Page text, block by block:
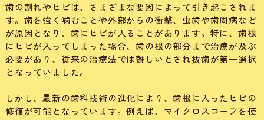
歯の割れやヒビは、さまざまな要因によって引き起こされま
す。歯を強く噛むことや外部からの衝撃、虫歯や歯周病など
が原因となり、歯にヒビが入ることがあります。特に、歯根
にヒビが入ってしまった場合、歯の根の部分まで治療が及ぶ
必要があり、従来の治療法では難しいとされ抜歯が第一選択
となっていました。
しかし、最新の歯科技術の進化により、歯根に入ったヒビの
修復が可能となっています。例えば、マイクロスコープを使